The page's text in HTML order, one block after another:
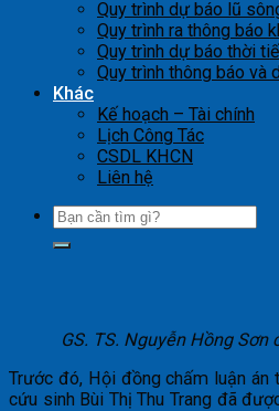
Quy trình dự báo lũ
Quy trình ra thông báo
Quy trình dự báo thời
Quy trình thông báo và
Khác
Kế hoạch – Tài chính
Lịch Công Tác
CSDL KHCN
Liên hệ
GS. TS. Nguyễn Hồng Sơn
Trước đó, Hội đồng chấm luận án
cứu sinh Bùi Thị Thu Trang đã